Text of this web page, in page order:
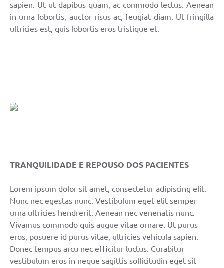
sapien. Ut ut dapibus quam, ac commodo lectus. Aenean
in urna lobortis, auctor risus ac, feugiat diam. Ut fringilla
ultricies est, quis lobortis eros tristique et.
TRANQUILIDADE E REPOUSO DOS PACIENTES
Lorem ipsum dolor sit amet, consectetur adipiscing elit.
Nunc nec egestas nunc. Vestibulum eget elit semper
urna ultricies hendrerit. Aenean nec venenatis nunc.
Vivamus commodo quis augue vitae ornare. Ut purus
eros, posuere id purus vitae, ultricies vehicula sapien.
Donec tempus arcu nec efficitur luctus. Curabitur
vestibulum eros in neque sagittis sollicitudin eget sit